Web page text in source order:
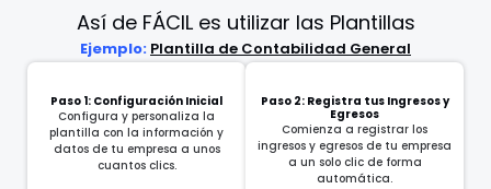
Así de FÁCIL es utilizar las Plantillas
Ejemplo: Plantilla de Contabilidad General
Paso 1: Configuración Inicial
Configura y personaliza la
plantilla con la información y
datos de tu empresa a unos
cuantos clics.
Paso 2: Registra tus Ingresos y
Egresos
Comienza a registrar los
ingresos y egresos de tu empresa
a un solo clic de forma
automática.